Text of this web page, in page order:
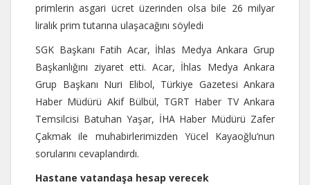
primlerin asgari ücret üzerinden olsa bile 26 milyar
liralık prim tutarına ulaşacağını söyledi
SGK Başkanı Fatih Acar, İhlas Medya Ankara Grup
Başkanlığını ziyaret etti. Acar, İhlas Medya Ankara
Grup Başkanı Nuri Elibol, Türkiye Gazetesi Ankara
Haber Müdürü Akif Bülbül, TGRT Haber TV Ankara
Temsilcisi Batuhan Yaşar, İHA Haber Müdürü Zafer
Çakmak ile muhabirlerimizden Yücel Kayaoğlu’nun
sorularını cevaplandırdı.
Hastane vatandaşa hesap verecek